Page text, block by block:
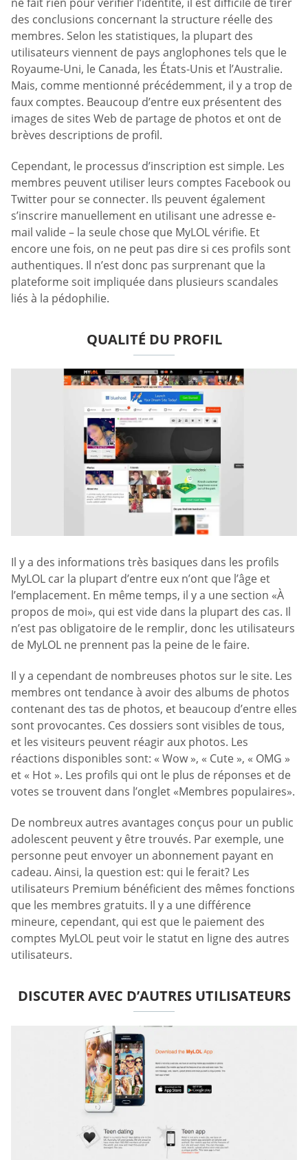
des conclusions concernant la structure réelle des
membres. Selon les statistiques, la plupart des
utilisateurs viennent de pays anglophones tels que le
Royaume-Uni, le Canada, les États-Unis et l’Australie.
Mais, comme mentionné précédemment, il y a trop de
faux comptes. Beaucoup d’entre eux présentent des
images de sites Web de partage de photos et ont de
brèves descriptions de profil.
Cependant, le processus d’inscription est simple. Les
membres peuvent utiliser leurs comptes Facebook ou
Twitter pour se connecter. Ils peuvent également
s’inscrire manuellement en utilisant une adresse e-
mail valide – la seule chose que MyLOL vérifie. Et
encore une fois, on ne peut pas dire si ces profils sont
authentiques. Il n’est donc pas surprenant que la
plateforme soit impliquée dans plusieurs scandales
liés à la pédophilie.
QUALITÉ DU PROFIL
Il y a des informations très basiques dans les profils
MyLOL car la plupart d’entre eux n’ont que l’âge et
l’emplacement. En même temps, il y a une section «À
propos de moi», qui est vide dans la plupart des cas. Il
n’est pas obligatoire de le remplir, donc les utilisateurs
de MyLOL ne prennent pas la peine de le faire.
Il y a cependant de nombreuses photos sur le site. Les
membres ont tendance à avoir des albums de photos
contenant des tas de photos, et beaucoup d’entre elles
sont provocantes. Ces dossiers sont visibles de tous,
et les visiteurs peuvent réagir aux photos. Les
réactions disponibles sont: « Wow », « Cute », « OMG »
et « Hot ». Les profils qui ont le plus de réponses et de
votes se trouvent dans l’onglet «Membres populaires».
De nombreux autres avantages conçus pour un public
adolescent peuvent y être trouvés. Par exemple, une
personne peut envoyer un abonnement payant en
cadeau. Ainsi, la question est: qui le ferait? Les
utilisateurs Premium bénéficient des mêmes fonctions
que les membres gratuits. Il y a une différence
mineure, cependant, qui est que le paiement des
comptes MyLOL peut voir le statut en ligne des autres
utilisateurs.
DISCUTER AVEC D’AUTRES UTILISATEURS